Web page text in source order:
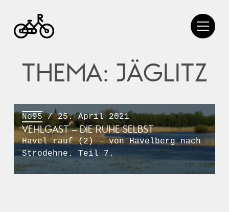
THEMA: JÄGLITZ
No95/ 25. April 2021
VEHLGAST – DIE RUHE SELBST
Havel rauf (2) – von Havelberg nach
Strodehne. Teil 7.